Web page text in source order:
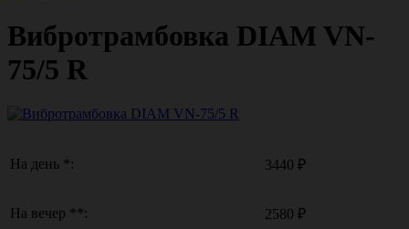
Вибротрамбовка DIAM VN-
75/5 R
На день *: 3440 ₽
На вечер **: 2580 ₽